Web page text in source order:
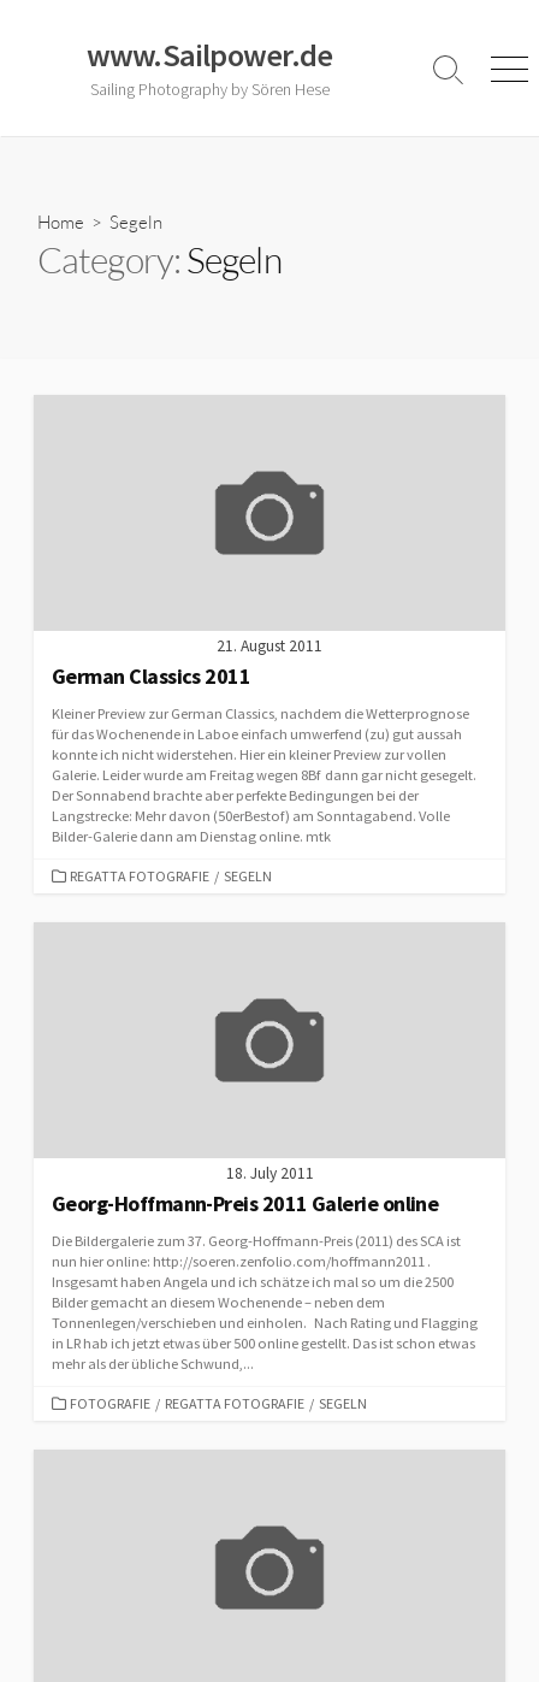
www.Sailpower.de
Sailing Photography by Sören Hese
Search
Home > Segeln
Category:Segeln
21. August 2011
German Classics 2011
Kleiner Preview zur German Classics, nachdem die Wetterprognose
für das Wochenende in Laboe einfach umwerfend (zu) gut aussah
konnte ich nicht widerstehen. Hier ein kleiner Preview zur vollen
Galerie. Leider wurde am Freitag wegen 8Bf dann gar nicht gesegelt.
Der Sonnabend brachte aber perfekte Bedingungen bei der
Langstrecke: Mehr davon (50erBestof) am Sonntagabend. Volle
Bilder-Galerie dann am Dienstag online. mtk
CATEGORIES
REGATTA FOTOGRAFIE / SEGELN
18. July 2011
Georg-Hoffmann-Preis 2011 Galerie online
Die Bildergalerie zum 37. Georg-Hoffmann-Preis (2011) des SCA ist
nun hier online: http://soeren.zenfolio.com/hoffmann2011 .
Insgesamt haben Angela und ich schätze ich mal so um die 2500
Bilder gemacht an diesem Wochenende – neben dem
Tonnenlegen/verschieben und einholen. Nach Rating und Flagging
in LR hab ich jetzt etwas über 500 online gestellt. Das ist schon etwas
mehr als der übliche Schwund,...
CATEGORIES
FOTOGRAFIE / REGATTA FOTOGRAFIE / SEGELN